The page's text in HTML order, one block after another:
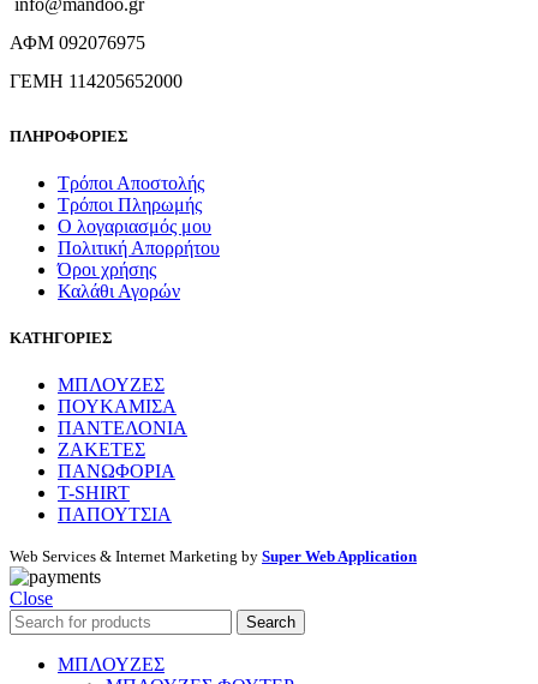
ΑΦΜ 092076975
ΓΕΜΗ 114205652000
ΠΛΗΡΟΦΟΡΙΕΣ
Τρόποι Αποστολής
Τρόποι Πληρωμής
Ο λογαριασμός μου
Πολιτική Απορρήτου
Όροι χρήσης
Καλάθι Αγορών
ΚΑΤΗΓΟΡΙΕΣ
ΜΠΛΟΥΖΕΣ
ΠΟΥΚΑΜΙΣΑ
ΠΑΝΤΕΛΟΝΙΑ
ΖΑΚΕΤΕΣ
ΠΑΝΩΦΟΡΙΑ
T-SHIRT
ΠΑΠΟΥΤΣΙΑ
Web Services & Internet Marketing by Super Web Application
Close
Search
ΜΠΛΟΥΖΕΣ